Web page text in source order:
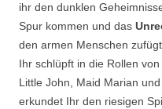
ihr den dunklen
Spur kommen und das
den armen Menschen
Ihr schlüpft in die Rollen
Little John, Maid Marian
erkundet Ihr den riesigen